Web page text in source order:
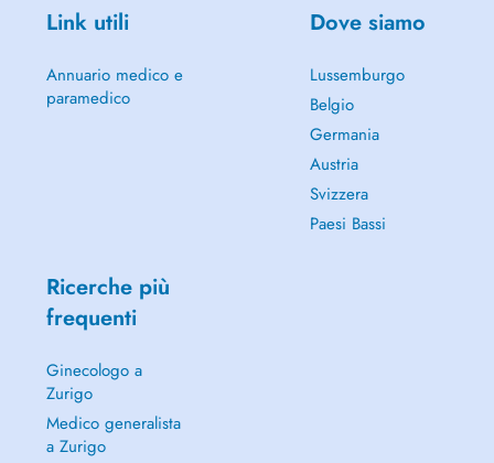
Link utili
Annuario medico e
paramedico
Dove siamo
Lussemburgo
Belgio
Germania
Austria
Svizzera
Paesi Bassi
Ricerche più
frequenti
Ginecologo a
Zurigo
Medico generalista
a Zurigo